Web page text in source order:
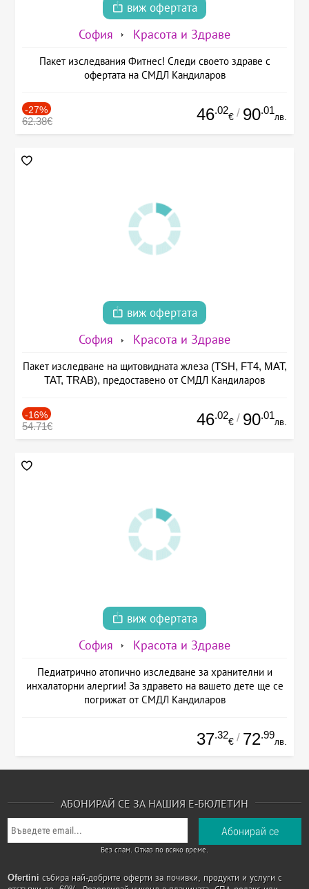
виж офертата
София Красота и Здраве
Пакет изследвания Фитнес! Следи своето здраве с
офертата на СМДЛ Кандиларов
-27%
62.38€ 46.02
€ / 90.01
лв.
виж офертата
София Красота и Здраве
Пакет изследване на щитовидната жлеза (TSH, FT4, MAT,
TAT, TRAB), предоставено от СМДЛ Кандиларов
-16%
54.71€ 46.02
€ / 90.01
лв.
виж офертата
София Красота и Здраве
Педиатрично атопично изследване за хранителни и
инхалаторни алергии! За здравето на вашето дете ще се
погрижат от СМДЛ Кандиларов
37.32
€ / 72.99
лв.
АБОНИРАЙ СЕ ЗА НАШИЯ Е-БЮЛЕТИН
Без спам. Отказ по всяко време.
Ofertini събира най-добрите оферти за почивки, продукти и услуги с